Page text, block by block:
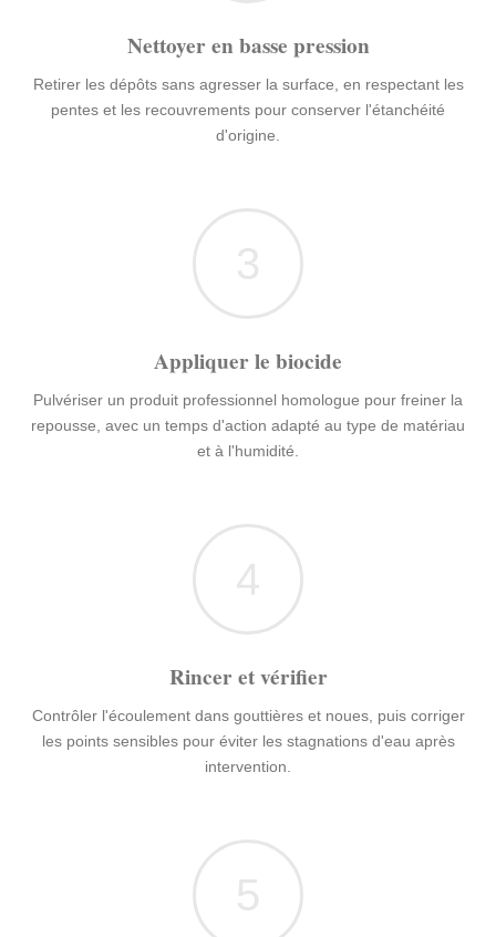
Nettoyer en basse pression
Retirer les dépôts sans agresser la surface, en respectant les
pentes et les recouvrements pour conserver l'étanchéité
d'origine.
3
Appliquer le biocide
Pulvériser un produit professionnel homologue pour freiner la
repousse, avec un temps d'action adapté au type de matériau
et à l'humidité.
4
Rincer et vérifier
Contrôler l'écoulement dans gouttières et noues, puis corriger
les points sensibles pour éviter les stagnations d'eau après
intervention.
5